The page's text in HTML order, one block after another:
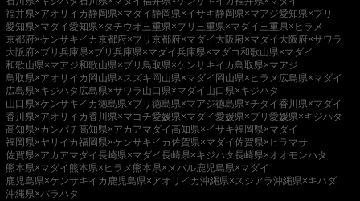
福井県×アオリイカ 静岡県×マダイ 静岡県×イサキ静岡県×マアジ愛知県×ブリ
愛知県×マダイ愛知県×タチウオ三重県×ブリ 三重県×マダイ 三重県×ヒラメ
京都府×ケンサキイカ京都府×ブリ 京都府×マダイ 大阪府×マダイ 大阪府×サワラ
大阪府×ブリ 兵庫県×ブリ 兵庫県×マダイ兵庫県×マダコ和歌山県×マダイ
和歌山県×マアジ和歌山県×ブリ 鳥取県×ケンサキイカ鳥取県×マアジ
鳥取県×アオリイカ 岡山県×スズキ 岡山県×マダイ 岡山県×ヒラメ 広島県×マダイ
広島県×キジハタ 広島県×サワラ 山口県×マダイ 山口県×キジハタ
山口県×ケンサキイカ徳島県×ブリ 徳島県×マアジ徳島県×チダイ香川県×マダイ
香川県×アオリイカ香川県×マゴチ愛媛県×マダイ愛媛県×ブリ 愛媛県×キジハタ
高知県×カンパチ高知県×アカアマダイ高知県×イサキ福岡県×マダイ
福岡県×ヤリイカ福岡県×ケンサキイカ佐賀県×マダイ佐賀県×ヒラマサ
佐賀県×アカアマダイ長崎県×マダイ長崎県×キジハタ長崎県×オオモンハタ
熊本県×マダイ 熊本県×ヒラメ 熊本県×メバル鹿児島県×マダイ
鹿児島県×ケンサキイカ 鹿児島県×アオリイカ沖縄県×スジアラ沖縄県×キハダ
沖縄県×バラハタ